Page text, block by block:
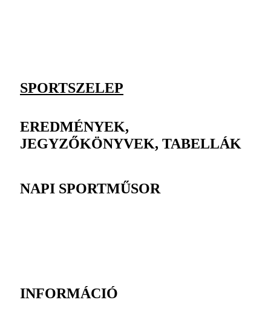
SPORTSZELEP
EREDMÉNYEK,
JEGYZŐKÖNYVEK, TABELLÁK
NAPI SPORTMŰSOR
INFORMÁCIÓ